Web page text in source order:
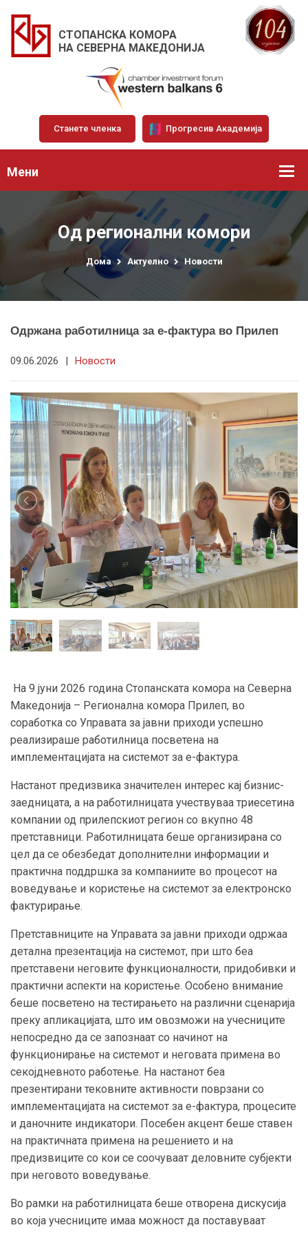
СТОПАНСКА КОМОРА
НА СЕВЕРНА МАКЕДОНИЈА
Станете членка Прогресив Академија
Мени
Од регионални комори
Дома Актуелно Новости
Одржана работилница за е-фактура во Прилеп
09.06.2026 | Новости
На 9 јуни 2026 година Стопанската комора на Северна
Македонија – Регионална комора Прилеп, во
соработка со Управата за јавни приходи успешно
реализираше работилница посветена на
имплементацијата на системот за е-фактура.
Настанот предизвика значителен интерес кај бизнис-
заедницата, а на работилницата учествуваа триесетина
компании од прилепскиот регион со вкупно 48
претставници. Работилницата беше организирана со
цел да се обезбедат дополнителни информации и
практична поддршка за компаниите во процесот на
воведување и користење на системот за електронско
фактурирање.
Претставниците на Управата за јавни приходи одржаа
детална презентација на системот, при што беа
претставени неговите функционалности, придобивки и
практични аспекти на користење. Особено внимание
беше посветено на тестирањето на различни сценарија
преку апликацијата, што им овозможи на учесниците
непосредно да се запознаат со начинот на
функционирање на системот и неговата примена во
секојдневното работење. На настанот беа
презентирани тековните активности поврзани со
имплементацијата на системот за е-фактура, процесите
и даночните индикатори. Посебен акцент беше ставен
на практичната примена на решението и на
предизвиците со кои се соочуваат деловните субјекти
при неговото воведување.
Во рамки на работилницата беше отворена дискусија
во која учесниците имаа можност да поставуваат